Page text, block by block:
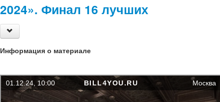
2024». Финал 16 лучших
Информация о материале